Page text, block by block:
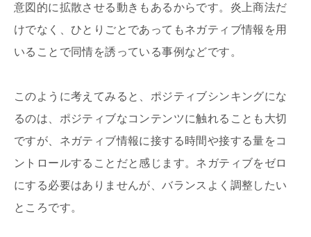
意図的に拡散させる動きもあるからです。炎上商法だ
けでなく、ひとりごとであってもネガティブ情報を用
いることで同情を誘っている事例などです。
このように考えてみると、ポジティブシンキングにな
るのは、ポジティブなコンテンツに触れることも大切
ですが、ネガティブ情報に接する時間や接する量をコ
ントロールすることだと感じます。ネガティブをゼロ
にする必要はありませんが、バランスよく調整したい
ところです。